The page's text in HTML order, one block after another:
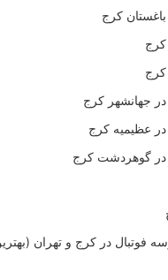
کرج
کرج
کرج
جهانشهر کرج
در عظیمیه کرج
در گوهردشت کرج
فوتبال در کرج و تهران